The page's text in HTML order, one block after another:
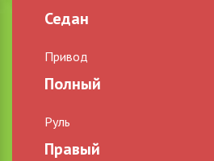
Седан
Привод
Полный
Руль
Правый